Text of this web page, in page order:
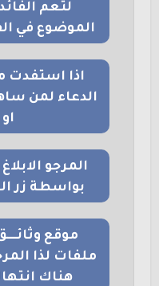
لتعم
الموضوع في
اذا استفدت
الدعاء لمن
المرجو
بواسطة زر
موقع
ملفات لذا
هناك